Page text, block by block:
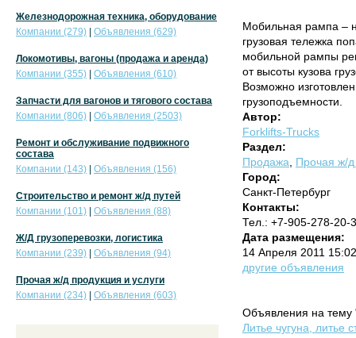
Мобильная рампа –
грузовая тележка
мобильной рампы
от высоты кузова
Возможно
грузоподъемности.
Автор:
Forklifts-Trucks
Раздел:
Продажа
Прочая ж/д
Город:
Санкт-Петербург
Контакты:
Тел.: +7-905-278-20-
Дата размещения:
14 Апреля 2011
другие объявления
Объявления на тему
Литье чугуна, литье
Железнодорожная техника, оборудование
Компании (279)
Объявления (629)
Локомотивы, вагоны (продажа и аренда)
Компании (355)
Объявления (610)
Запчасти для вагонов и тягового состава
Компании (806)
Объявления (2503)
Ремонт и обслуживание подвижного
состава
Компании (143)
Объявления (156)
Строительство и ремонт ж/д путей
Компании (101)
Объявления (88)
Ж/Д грузоперевозки, логистика
Компании (239)
Объявления (94)
Прочая ж/д продукция и услуги
Компании (234)
Объявления (603)